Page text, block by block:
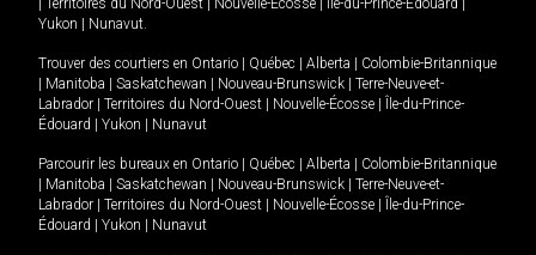
Territoires du Nord-Ouest Nouvelle-Écosse Île-du-Prince-Édouard
Yukon
Nunavut.
Trouver des courtiers en Ontario Québec Alberta
Colombie-Britannique
Manitoba Saskatchewan Nouveau-Brunswick
Terre-Neuve-et-
Labrador
Territoires du Nord-Ouest Nouvelle-Écosse
Île-du-Prince-
Édouard
Yukon Nunavut
Parcourir les bureaux en Ontario Québec Alberta
Colombie-Britannique
Manitoba Saskatchewan Nouveau-Brunswick
Terre-Neuve-et-
Labrador
Territoires du Nord-Ouest Nouvelle-Écosse
Île-du-Prince-
Édouard
Yukon Nunavut